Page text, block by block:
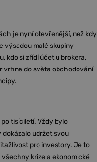
je nyní otevřenější, než kdy
výsadou malé skupiny
kdo si zřídí účet u brokera,
vrhne do světa obchodování
tisíciletí. Vždy bylo
udržet svou
pro investory. Je to
krize a ekonomické